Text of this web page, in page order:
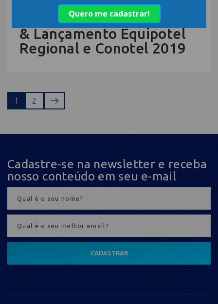
Apresentação SiteMinder
& Lançamento Equipotel
Regional e Conotel 2019
1 2
Cadastre-se na newsletter e receba
nosso conteúdo em seu e-mail
CADASTRAR